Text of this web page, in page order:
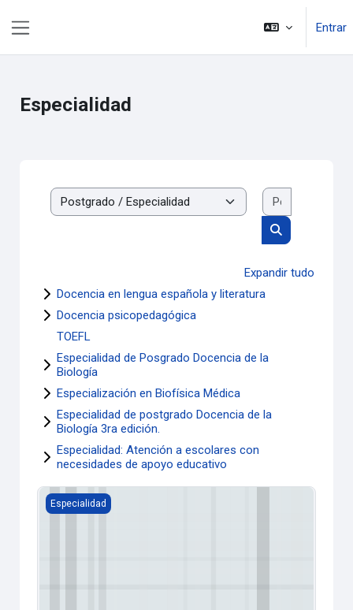
Entrar
Especialidad
Categorias de disciplinas
Pesquisar
Expandir tudo
Docencia en lengua española y literatura
Docencia psicopedagógica
TOEFL
Especialidad de Posgrado Docencia de la
Biología
Especialización en Biofísica Médica
Especialidad de postgrado Docencia de la
Biología 3ra edición.
Especialidad: Atención a escolares con
necesidades de apoyo educativo
Especialidad en Derecho CiVil y Familia
Especialidad